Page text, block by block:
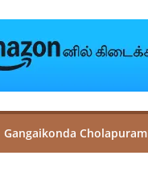
Gangaikonda Cholapuram